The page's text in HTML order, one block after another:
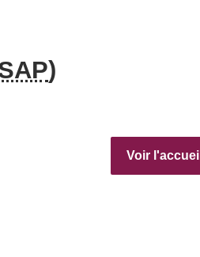
)
Voir l'accueil